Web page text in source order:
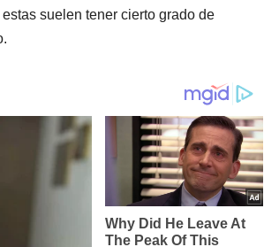
suelen tener cierto grado de